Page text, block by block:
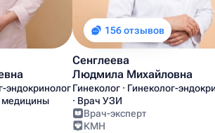
эндокринолог
медицины
156 отзывов
Сенглеева
Людмила Михайловна
Гинеколог · Гинеколог-
· Врач УЗИ
Врач-эксперт
КМН